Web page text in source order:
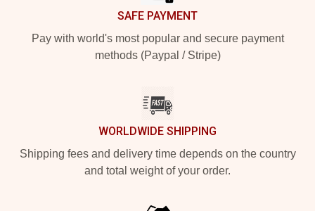
SAFE PAYMENT
Pay with world's most popular and secure payment
methods (Paypal / Stripe)
WORLDWIDE SHIPPING
Shipping fees and delivery time depends on the country
and total weight of your order.